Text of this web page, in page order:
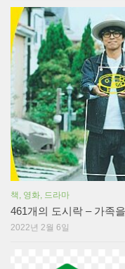
책, 영화, 드라마
461개의 도시락 – 가족
2022년 2월 6일